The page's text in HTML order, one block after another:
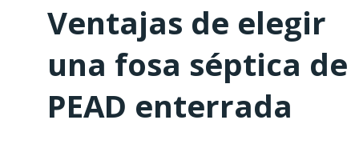
Ventajas de elegir
una fosa séptica de
PEAD enterrada